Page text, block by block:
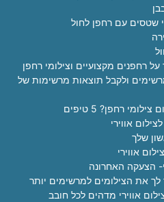
שטסים עם רחפן לחול
ולקבל תוצאות מרשימות של
רחפן? 5 טיפים
אווירי
שלך
הצעקה האחרונה
אווירי מדהים לכל חובב